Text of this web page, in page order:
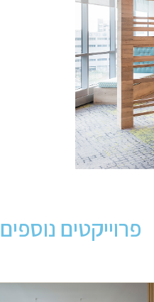
פרוייקטים נוספים